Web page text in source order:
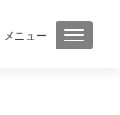
メニュー ナビゲ